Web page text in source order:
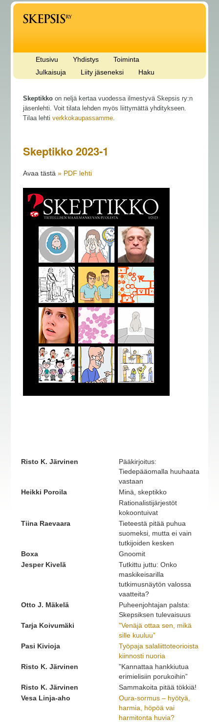
Etusivu Yhdistys
Toiminta
Julkaisuja
Liity jäseneksi Haku
Skeptikko on neljä kertaa vuodessa ilmestyvä Skepsis ry:n
jäsenlehti. Voit tilata lehden myös liittymättä yhditykseen.
Tilaa lehtiverkkokaupassamme.
Skeptikko 2023-1
Avaa tästä» PDF lehti
Risto K. Järvinen
Pääkirjoitus:
Tiedepääomalla huuhaata
vastaan
Heikki Poroila
Minä, skeptikko
Rationalistijärjestöt
kokoontuivat
Tiina Raevaara
Tieteestä pitää puhua
suomeksi, mutta ei vain
tutkijoiden kesken
Boxa
Gnoomit
Jesper Kivelä
Tutkittu juttu: Onko
maskikeisarilla
tutkimusnäytön valossa
vaatteita?
Otto J. Mäkelä
Puheenjohtajan palsta:
Skepsiksen tulevaisuus
Tarja Koivumäki
”Venäjä ottaa sen, mikä
sille kuuluu”
Pasi Kivioja
Työpaja salaliittoteorioista
kiinnosti nuoria
Risto K. Järvinen
”Kannattaa hankkiutua
erimielisiin porukoihin”
Risto K. Järvinen
Sammakoita pitää tökkiä!
Vesa Linja-aho
Oura-sormus – hyötyä,
harmia, höpöä vai
harmitonta huvia?